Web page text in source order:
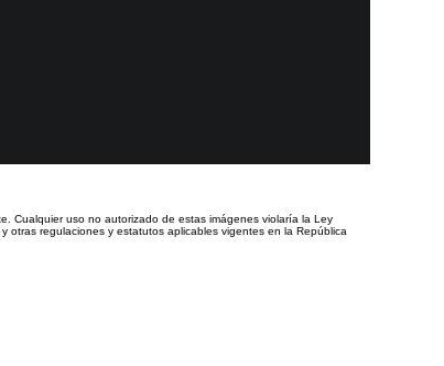
Cualquier uso no autorizado de estas imágenes violaría la Ley
otras regulaciones y estatutos aplicables vigentes en la República